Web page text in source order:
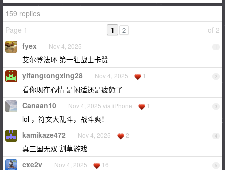
159 replies
Page 1
of 2
1 2
1
fyex Nov 4, 2025
艾尔登法环 第一狂战士卡赞
2
yifangtongxing28 Nov 4, 2025 1
看你现在心情 是闲适还是疲惫了
3
Canaan10 Nov 4, 2025 via iPhone 1
lol ，符文大乱斗，战斗爽！
4
kamikaze472 Nov 4, 2025 2
真三国无双 割草游戏
5
cxe2v Nov 4, 2025 16